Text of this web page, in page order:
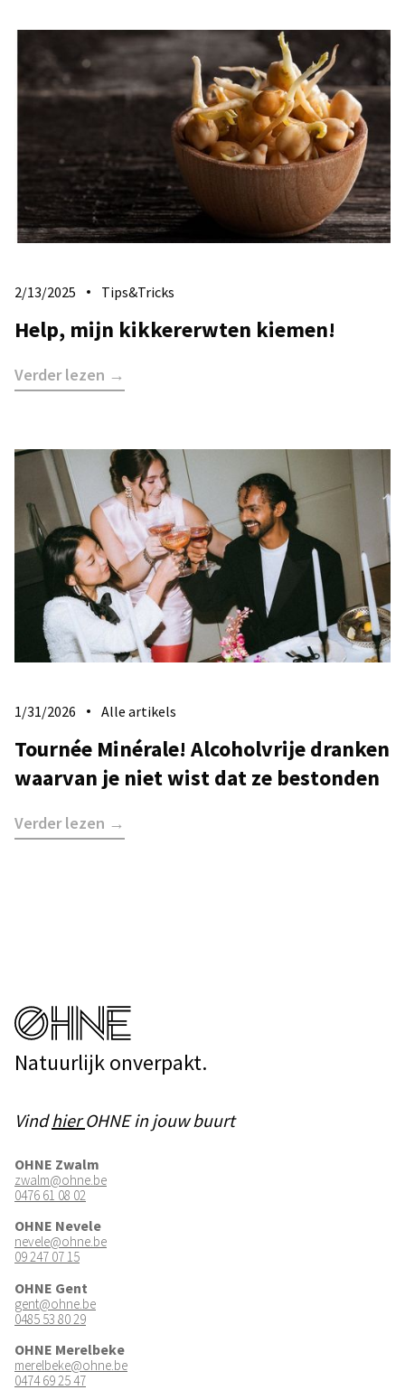
2/13/2025 Tips&Tricks
Help, mijn kikkererwten kiemen!
Verder lezen →
1/31/2026 Alle artikels
Tournée Minérale! Alcoholvrije dranken
waarvan je niet wist dat ze bestonden
Verder lezen →
Natuurlijk onverpakt.
VindhierOHNE in jouw buurt
OHNE Zwalm
zwalm@ohne.be
0476 61 08 02
OHNE Nevele
nevele@ohne.be
09 247 07 15
OHNE Gent
gent@ohne.be
0485 53 80 29
OHNE Merelbeke
merelbeke@ohne.be
0474 69 25 47